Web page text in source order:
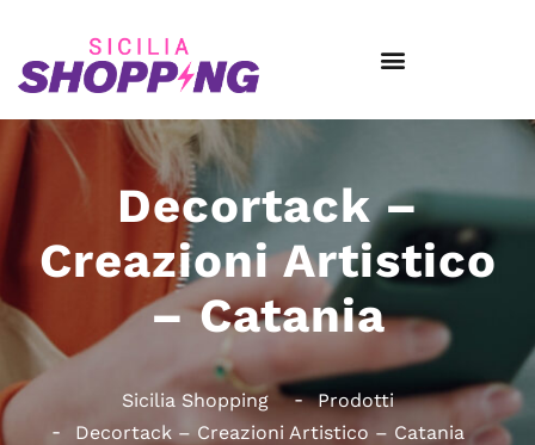
Decortack –
Creazioni Artistico
– Catania
Sicilia Shopping
Prodotti
Decortack – Creazioni Artistico – Catania